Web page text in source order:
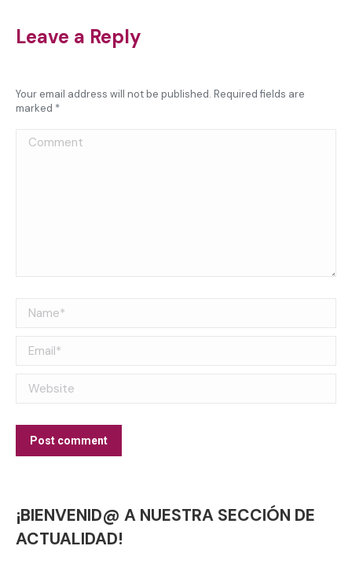
Leave a Reply
Your email address will not be published. Required fields are
marked *
Comment
Name *
Email *
Website
Post comment
¡BIENVENID@ A NUESTRA SECCIÓN DE
ACTUALIDAD!